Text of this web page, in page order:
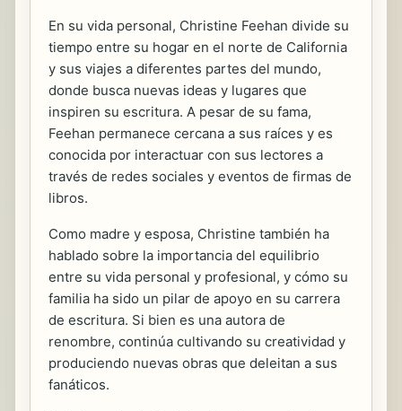
En su vida personal, Christine Feehan divide su
tiempo entre su hogar en el norte de California
y sus viajes a diferentes partes del mundo,
donde busca nuevas ideas y lugares que
inspiren su escritura. A pesar de su fama,
Feehan permanece cercana a sus raíces y es
conocida por interactuar con sus lectores a
través de redes sociales y eventos de firmas de
libros.
Como madre y esposa, Christine también ha
hablado sobre la importancia del equilibrio
entre su vida personal y profesional, y cómo su
familia ha sido un pilar de apoyo en su carrera
de escritura. Si bien es una autora de
renombre, continúa cultivando su creatividad y
produciendo nuevas obras que deleitan a sus
fanáticos.